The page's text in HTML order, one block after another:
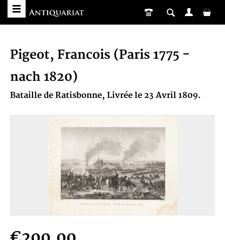
Pigeot, Francois (Paris 1775 -
nach 1820)
Bataille de Ratisbonne, Livrée le 23 Avril 1809.